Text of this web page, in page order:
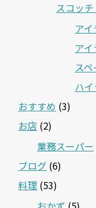
スコッ
ア
ア
ス
ハ
おすすめ (3)
お店 (2)
業務スーパー
ブログ (6)
料理 (53)